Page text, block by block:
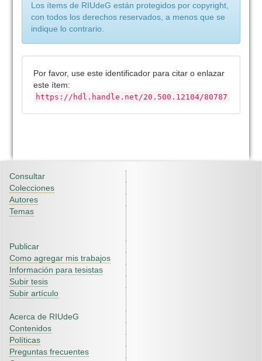
Los ítems de RIUdeG están protegidos por copyright,
con todos los derechos reservados, a menos que se
indique lo contrario.
Por favor, use este identificador para citar o enlazar
este ítem:
https://hdl.handle.net/20.500.12104/80787
Consultar
Colecciones
Autores
Temas
Publicar
Como agregar mis trabajos
Información para tesistas
Subir tesis
Subir artículo
Acerca de RIUdeG
Contenidos
Políticas
Preguntas frecuentes